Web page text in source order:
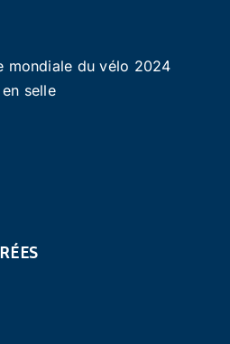
mondiale du vélo 2024
selle